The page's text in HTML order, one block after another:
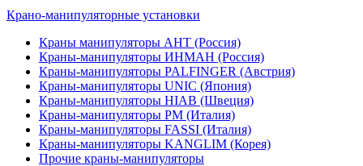
Крано-манипуляторные установки
Краны манипуляторы АНТ (Россия)
Краны-манипуляторы ИНМАН (Россия)
Краны-манипуляторы PALFINGER (Австрия)
Краны-манипуляторы UNIC (Япония)
Краны-манипуляторы HIAB (Швеция)
Краны-манипуляторы PM (Италия)
Краны-манипуляторы FASSI (Италия)
Краны-манипуляторы KANGLIM (Корея)
Прочие краны-манипуляторы